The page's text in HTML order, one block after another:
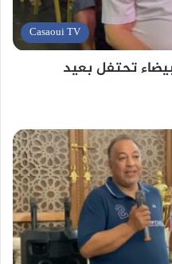
Casaoui TV
تحتفل بعيد